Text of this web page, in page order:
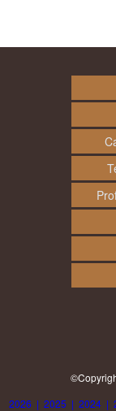
2026 | 2025 | 2024 |